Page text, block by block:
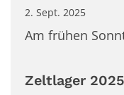
2. Sept. 2025
Am frühen
Zeltlager